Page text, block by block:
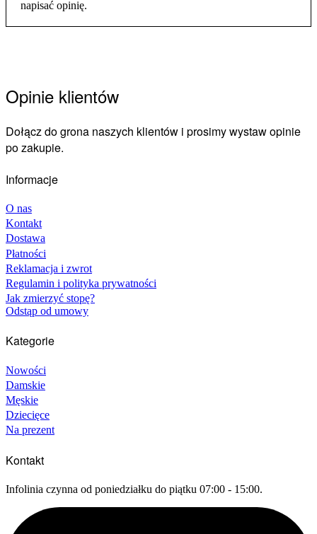
napisać opinię.
Opinie klientów
Dołącz do grona naszych klientów i prosimy wystaw opinie
po zakupie.
Informacje
O nas
Kontakt
Dostawa
Płatności
Reklamacja i zwrot
Regulamin i polityka prywatności
Jak zmierzyć stopę?
Odstąp od umowy
Kategorie
Nowości
Damskie
Męskie
Dziecięce
Na prezent
Kontakt
Infolinia czynna od poniedziałku do piątku 07:00 - 15:00.